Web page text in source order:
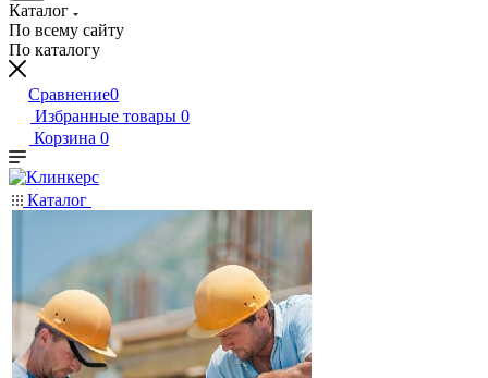
Каталог
По всему сайту
По каталогу
Сравнение0
Избранные товары 0
Корзина 0
Каталог